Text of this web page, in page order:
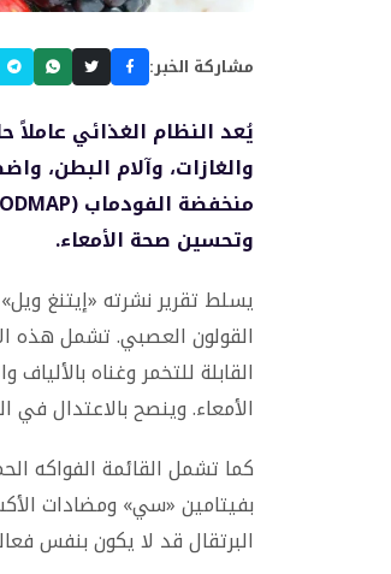
مشاركة الخبر:
يُعد النظام الغذائي
والغازات، وآلام البطن،
وتحسين صحة الأمعاء.
يسلط تقرير نشرته «إيتنغ
القولون العصبي. تشمل هذه
القابلة للتخمر وغناه
الأمعاء. وينصح بالاعتدال
كما تشمل القائمة الفواكه
بفيتامين «سي» ومضادات
البرتقال قد لا يكون بنفس